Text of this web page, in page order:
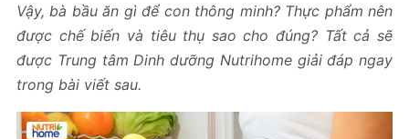
Vậy, bà bầu ăn gì để con thông minh? Thực phẩm nên
được chế biến và tiêu thụ sao cho đúng? Tất cả sẽ
được Trung tâm Dinh dưỡng Nutrihome giải đáp ngay
trong bài viết sau.